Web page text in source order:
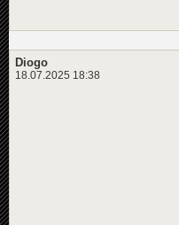
Diogo
18.07.2025 18:38